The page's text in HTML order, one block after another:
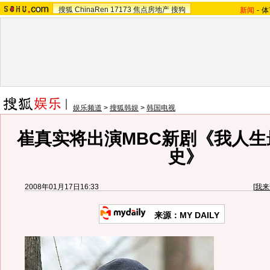
搜狐 ChinaRen 17173 焦点房地产 搜狗 新闻 -
娱乐频道 > 搜狐韩娱 > 韩国电视
崔真实将出演MBC新剧《我人
史》
2008年01月17日16:33 [我
来源：MY DAILY